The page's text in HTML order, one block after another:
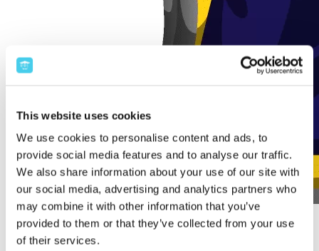
This website uses cookies
We use cookies to personalise content and ads, to
provide social media features and to analyse our traffic.
We also share information about your use of our site with
our social media, advertising and analytics partners who
may combine it with other information that you’ve
provided to them or that they’ve collected from your use
of their services.